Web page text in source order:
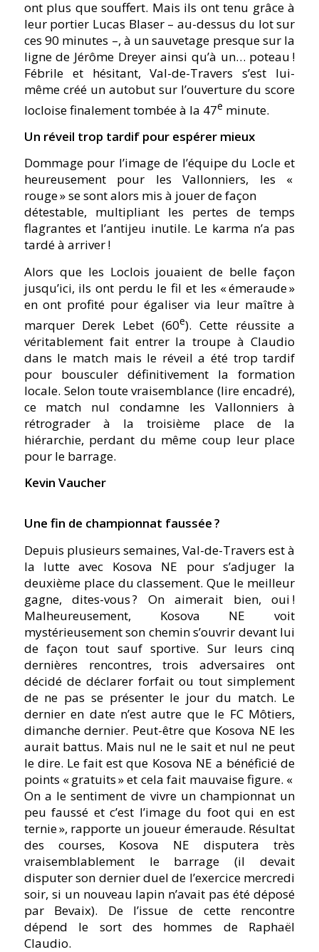
ont plus que souffert. Mais ils ont tenu grâce à
leur portier Lucas Blaser – au-dessus du lot sur
ces 90 minutes –, à un sauvetage presque sur la
ligne de Jérôme Dreyer ainsi qu’à un… poteau !
Fébrile et hésitant, Val-de-Travers s’est lui-
même créé un autobut sur l’ouverture du score
locloise finalement tombée à la 47e minute.
Un réveil trop tardif pour espérer mieux
Dommage pour l’image de l’équipe du Locle et
heureusement pour les Vallonniers, les «
rouge » se sont alors mis à jouer de façon
détestable, multipliant les pertes de temps
flagrantes et l’antijeu inutile. Le karma n’a pas
tardé à arriver !
Alors que les Loclois jouaient de belle façon
jusqu’ici, ils ont perdu le fil et les « émeraude »
en ont profité pour égaliser via leur maître à
marquer Derek Lebet (60e). Cette réussite a
véritablement fait entrer la troupe à Claudio
dans le match mais le réveil a été trop tardif
pour bousculer définitivement la formation
locale. Selon toute vraisemblance (lire encadré),
ce match nul condamne les Vallonniers à
rétrograder à la troisième place de la
hiérarchie, perdant du même coup leur place
pour le barrage.
Kevin Vaucher
Une fin de championnat faussée ?
Depuis plusieurs semaines, Val-de-Travers est à
la lutte avec Kosova NE pour s’adjuger la
deuxième place du classement. Que le meilleur
gagne, dites-vous ? On aimerait bien, oui !
Malheureusement, Kosova NE voit
mystérieusement son chemin s’ouvrir devant lui
de façon tout sauf sportive. Sur leurs cinq
dernières rencontres, trois adversaires ont
décidé de déclarer forfait ou tout simplement
de ne pas se présenter le jour du match. Le
dernier en date n’est autre que le FC Môtiers,
dimanche dernier. Peut-être que Kosova NE les
aurait battus. Mais nul ne le sait et nul ne peut
le dire. Le fait est que Kosova NE a bénéficié de
points « gratuits » et cela fait mauvaise figure. «
On a le sentiment de vivre un championnat un
peu faussé et c’est l’image du foot qui en est
ternie », rapporte un joueur émeraude. Résultat
des courses, Kosova NE disputera très
vraisemblablement le barrage (il devait
disputer son dernier duel de l’exercice mercredi
soir, si un nouveau lapin n’avait pasété déposé
par Bevaix). De l’issue de cette rencontre
dépend le sort des hommes de Raphaël
Claudio.